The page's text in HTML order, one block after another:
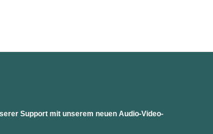
Support mit unserem neuen Audio-Video-